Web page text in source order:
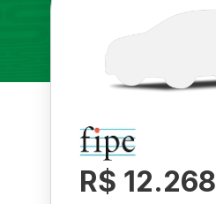
R$ 12.268